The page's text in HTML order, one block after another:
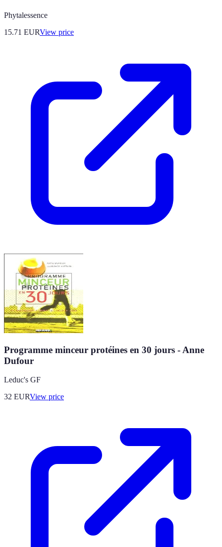
Phytalessence
15.71 EURView price
Programme minceur protéines en 30 jours - Anne
Dufour
Leduc's GF
32 EURView price